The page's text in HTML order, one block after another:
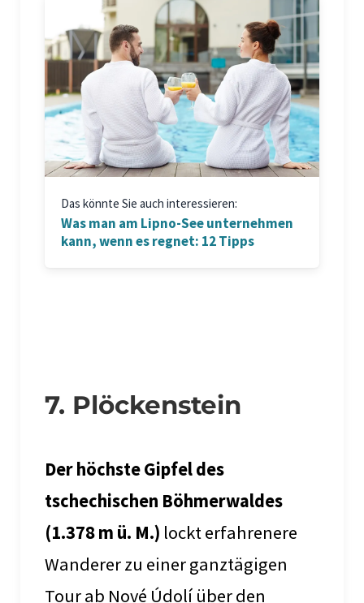
Das könnte Sie auch interessieren:
Was man am Lipno-See unternehmen
kann, wenn es regnet: 12 Tipps
7. Plöckenstein
Der höchste Gipfel des
tschechischen Böhmerwaldes
(1.378 m ü. M.) lockt erfahrenere
Wanderer zu einer ganztägigen
Tour ab Nové Údolí über den